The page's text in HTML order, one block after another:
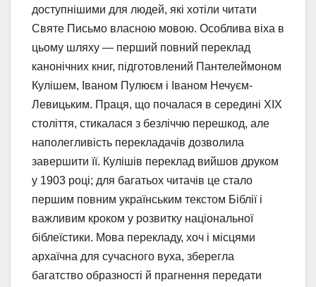
доступнішими для людей, які хотіли читати
Святе Письмо власною мовою. Особлива віха в
цьому шляху — перший повний переклад
канонічних книг, підготовлений Пантелеймоном
Кулішем, Іваном Пулюєм і Іваном Нечуєм-
Левицьким. Праця, що почалася в середині XIX
століття, стикалася з безліччю перешкод, але
наполегливість перекладачів дозволила
завершити її. Кулішів переклад вийшов друком
у 1903 році; для багатьох читачів це стало
першим повним українським текстом Біблії і
важливим кроком у розвитку національної
біблеїстики. Мова перекладу, хоч і місцями
архаїчна для сучасного вуха, зберегла
багатство образності й прагнення передати